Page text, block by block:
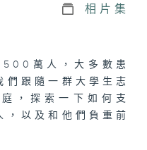
相片集
萬人，大多數患
們跟隨一群大學生志
，探索一下如何支
，以及和他們負重前